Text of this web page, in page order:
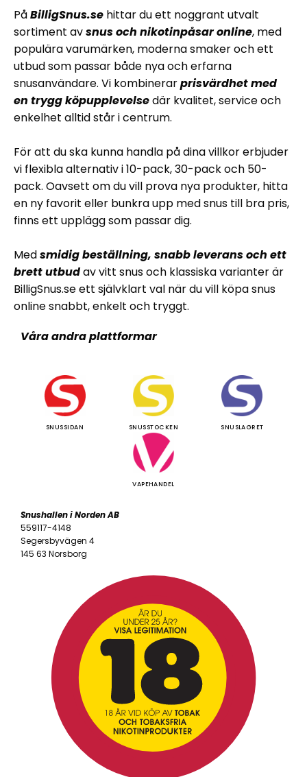
PåBilligSnus.sehittar du ett noggrant utvalt
sortiment avsnus och nikotinpåsar online, med
populära varumärken, moderna smaker och ett
utbud som passar både nya och erfarna
snusanvändare. Vi kombinerarprisvärdhet med
en trygg köpupplevelsedär kvalitet, service och
enkelhet alltid står i centrum.
För att du ska kunna handla på dina villkor erbjuder
vi flexibla alternativ i 10-pack, 30-pack och 50-
pack. Oavsett om du vill prova nya produkter, hitta
en ny favorit eller bunkra upp med snus till bra pris,
finns ett upplägg som passar dig.
Medsmidig beställning, snabb leverans och ett
brett utbudav vitt snus och klassiska varianter är
BilligSnus.se ett självklart val när du vill köpa snus
online snabbt, enkelt och tryggt.
Våra andra plattformar
SNUSSIDAN SNUSSTOCKEN SNUSLAGRET
VAPEHANDEL
Snushallen i Norden AB
559117-4148
Segersbyvägen 4
145 63 Norsborg